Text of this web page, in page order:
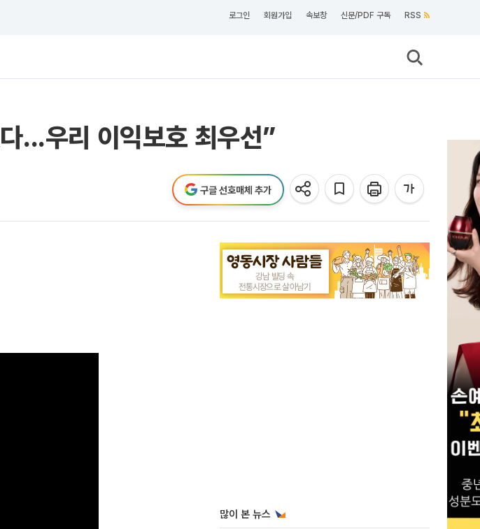
로그인 회원가입 속보창 신문/PDF 구독 RSS
...우리 이익보호 최우선”
구글 선호매체 추가
많이 본 뉴스